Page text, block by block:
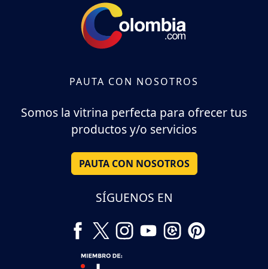
PAUTA CON NOSOTROS
Somos la vitrina perfecta para ofrecer tus
productos y/o servicios
PAUTA CON NOSOTROS
SÍGUENOS EN